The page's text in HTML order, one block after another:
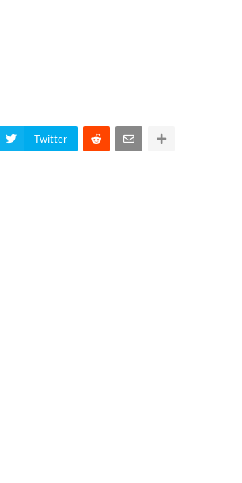
Twitter